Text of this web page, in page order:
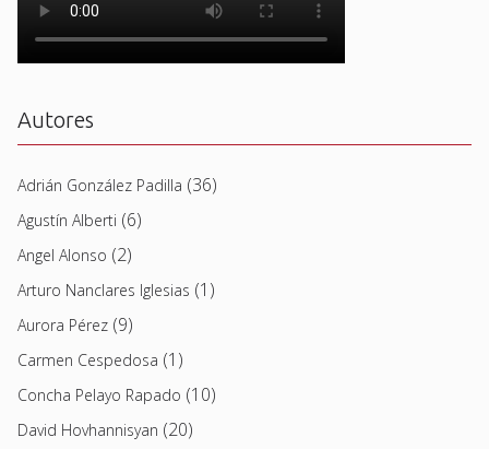
Autores
Adrián González Padilla (36)
Agustín Alberti (6)
Angel Alonso (2)
Arturo Nanclares Iglesias (1)
Aurora Pérez (9)
Carmen Cespedosa (1)
Concha Pelayo Rapado (10)
David Hovhannisyan (20)